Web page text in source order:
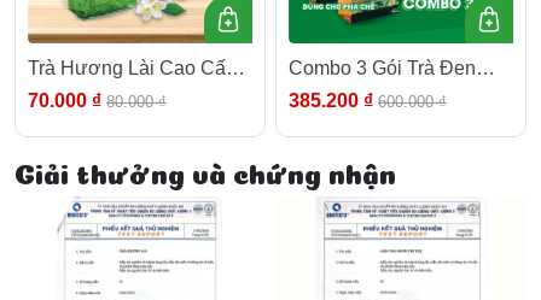
Trà Hương Lài Cao Cấp
Newtea - 300G
70.000 ₫ 80.000 ₫
Combo 3 Gói Trà Đen
Cao Cấp Newtea 1500g -
Sữa Đậm Vị
385.200 ₫ 600.000 ₫
Giải thưởng và chứng nhận